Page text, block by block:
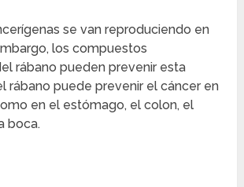
se van reproduciendo en
los compuestos
rábano pueden prevenir esta
rábano puede prevenir el cáncer en
en el estómago, el colon, el
boca.